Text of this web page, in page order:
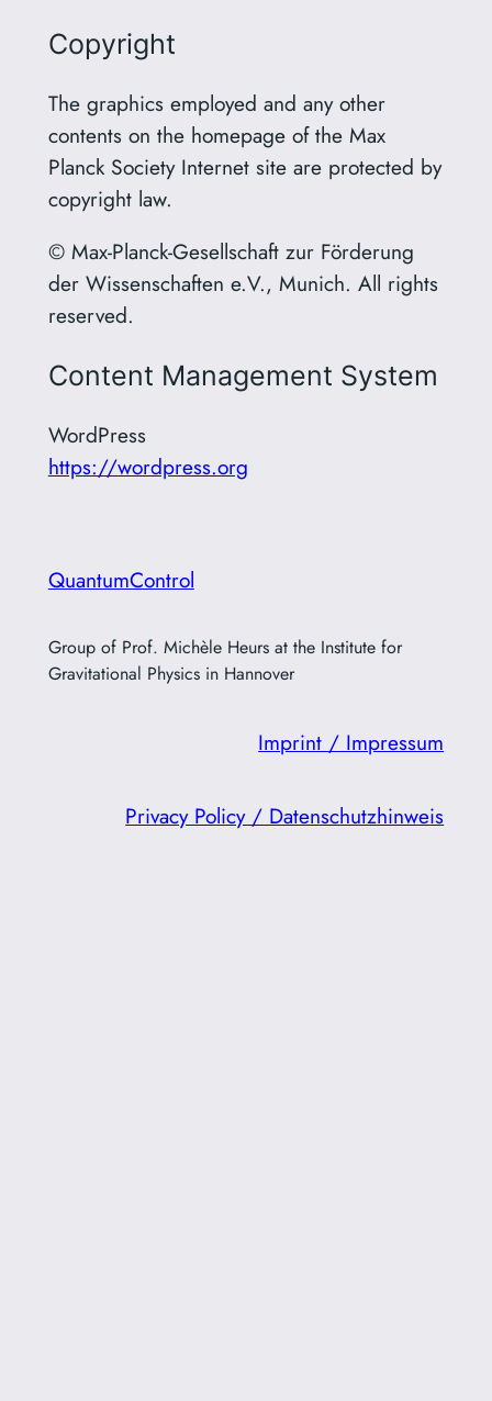
Copyright
The graphics employed and any other
contents on the homepage of the Max
Planck Society Internet site are protected by
copyright law.
© Max-Planck-Gesellschaft zur Förderung
der Wissenschaften e.V., Munich. All rights
reserved.
Content Management System
WordPress
https://wordpress.org
QuantumControl
Group of Prof. Michèle Heurs at the Institute for
Gravitational Physics in Hannover
Imprint / Impressum
Privacy Policy / Datenschutzhinweis